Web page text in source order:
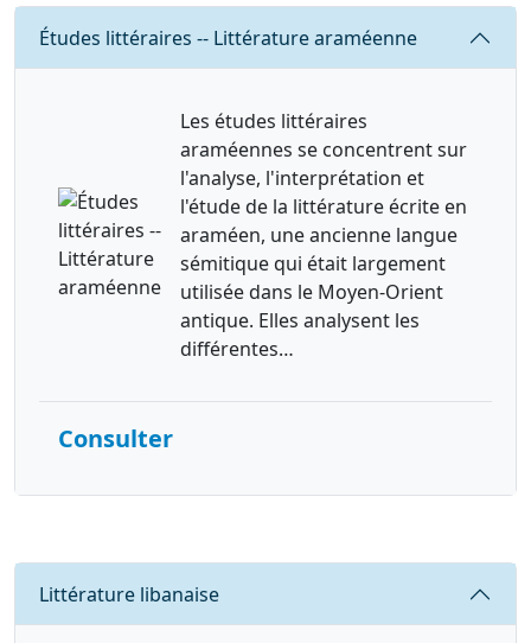
Requête
Études littéraires -- Littérature araméenne
Les études littéraires
araméennes se concentrent sur
l'analyse, l'interprétation et
l'étude de la littérature écrite en
araméen, une ancienne langue
sémitique qui était largement
utilisée dans le Moyen-Orient
antique. Elles analysent les
différentes…
Consulter
Requête
Littérature libanaise